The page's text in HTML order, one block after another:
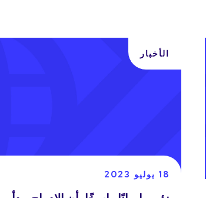
الأخبار
18 يوليو 2023